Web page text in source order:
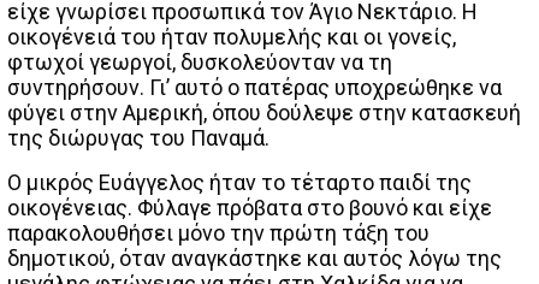
είχε γνωρίσει προσωπικά τον Άγιο Νεκτάριο. Η
οικογένειά του ήταν πολυμελής και οι γονείς,
φτωχοί γεωργοί, δυσκολεύονταν να τη
συντηρήσουν. Γι’ αυτό ο πατέρας υποχρεώθηκε να
φύγει στην Αμερική, όπου δούλεψε στην κατασκευή
της διώρυγας του Παναμά.
Ο μικρός Ευάγγελος ήταν το τέταρτο παιδί της
οικογένειας. Φύλαγε πρόβατα στο βουνό και είχε
παρακολουθήσει μόνο την πρώτη τάξη του
δημοτικού, όταν αναγκάστηκε και αυτός λόγω της